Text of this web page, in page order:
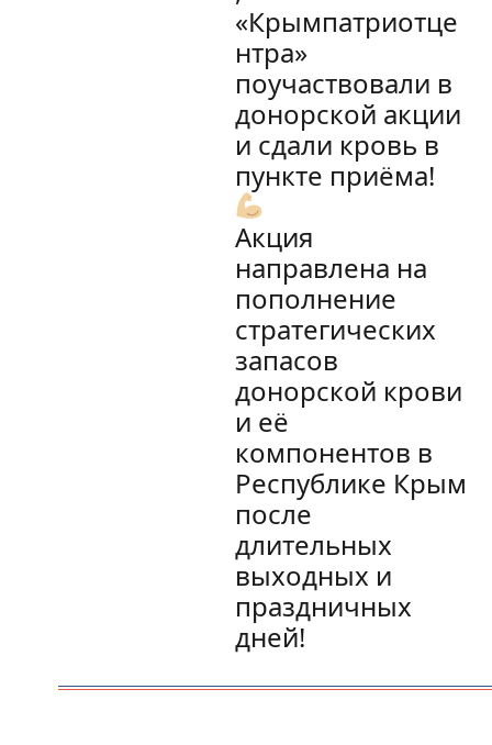
«Крымпатриотце
нтра»
поучаствовали в
донорской акции
и сдали кровь в
пункте приёма!
Акция
направлена на
пополнение
стратегических
запасов
донорской крови
и её
компонентов в
Республике Крым
после
длительных
выходных и
праздничных
дней!